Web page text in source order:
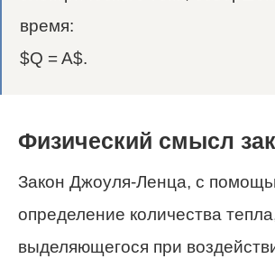
время:
$Q = A$.
Физический смысл
Закон Джоуля-Ленца, с
определение количества
выделяющегося при